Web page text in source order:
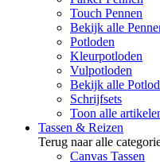
Touch Pennen
Bekijk alle
Potloden
Kleurpotloden
Vulpotloden
Bekijk alle
Schrijfsets
Toon alle
Tassen & Reizen
Terug naar alle
Canvas Tassen